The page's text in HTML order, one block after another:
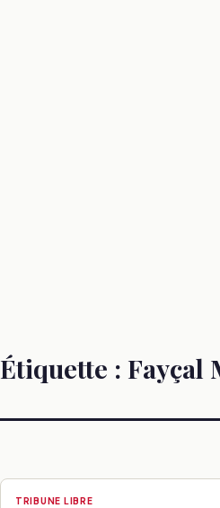
Étiquette : Fayçal
TRIBUNE LIBRE